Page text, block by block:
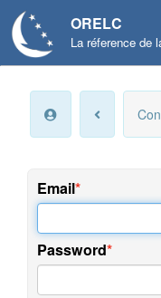
ORELC
La réference de
compte
préférences
Email
Password